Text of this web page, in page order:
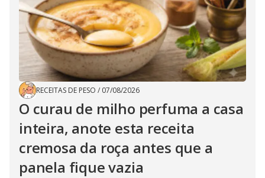
RECEITAS DE PESO / 07/08/2026
O curau de milho perfuma a casa
inteira, anote esta receita
cremosa da roça antes que a
panela fique vazia